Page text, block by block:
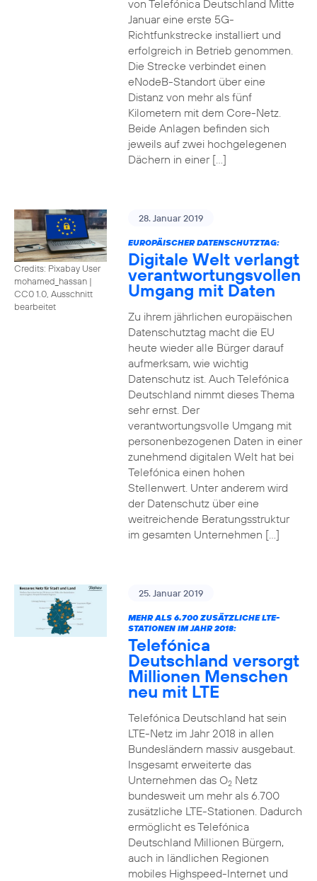
von Telefónica Deutschland Mitte
Januar eine erste 5G-
Richtfunkstrecke installiert und
erfolgreich in Betrieb genommen.
Die Strecke verbindet einen
eNodeB-Standort über eine
Distanz von mehr als fünf
Kilometern mit dem Core-Netz.
Beide Anlagen befinden sich
jeweils auf zwei hochgelegenen
Dächern in einer […]
Credits: Pixabay User
mohamed_hassan |
CC0 1.0, Ausschnitt
bearbeitet
28. Januar 2019
EUROPÄISCHER DATENSCHUTZTAG:
Digitale Welt verlangt
verantwortungsvollen
Umgang mit Daten
Zu ihrem jährlichen europäischen
Datenschutztag macht die EU
heute wieder alle Bürger darauf
aufmerksam, wie wichtig
Datenschutz ist. Auch Telefónica
Deutschland nimmt dieses Thema
sehr ernst. Der
verantwortungsvolle Umgang mit
personenbezogenen Daten in einer
zunehmend digitalen Welt hat bei
Telefónica einen hohen
Stellenwert. Unter anderem wird
der Datenschutz über eine
weitreichende Beratungsstruktur
im gesamten Unternehmen […]
25. Januar 2019
MEHR ALS 6.700 ZUSÄTZLICHE LTE-
STATIONEN IM JAHR 2018:
Telefónica
Deutschland versorgt
Millionen Menschen
neu mit LTE
Telefónica Deutschland hat sein
LTE-Netz im Jahr 2018 in allen
Bundesländern massiv ausgebaut.
Insgesamt erweiterte das
Unternehmen das O2Netz
bundesweit um mehr als 6.700
zusätzliche LTE-Stationen. Dadurch
ermöglicht es Telefónica
Deutschland Millionen Bürgern,
auch in ländlichen Regionen
mobiles Highspeed-Internet und